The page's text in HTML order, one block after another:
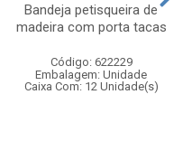
Bandeja petisqueira de
madeira com porta tacas
Código: 622229
Embalagem: Unidade
Caixa Com: 12 Unidade(s)